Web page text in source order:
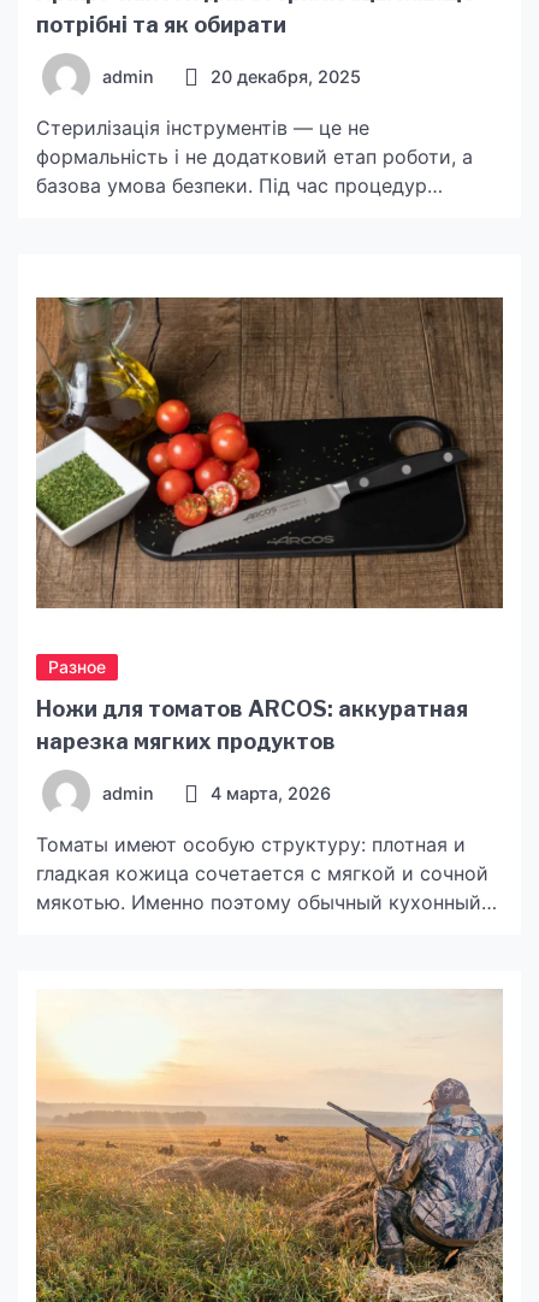
потрібні та як обирати
admin 20 декабря, 2025
Стерилізація інструментів — це не
формальність і не додатковий етап роботи, а
базова умова безпеки. Під час процедур
бактерій, грибків і вірусів. Навіть мікроскопічні
залишки можуть спричинити інфекції,
подразнення чи ускладнення. Саме тому
стерилізація сприймається як стандарт
професійної відповідальності. Вона […]
Разное
Ножи для томатов ARCOS: аккуратная
нарезка мягких продуктов
admin 4 марта, 2026
Томаты имеют особую структуру: плотная и
гладкая кожица сочетается с мягкой и сочной
мякотью. Именно поэтому обычный кухонный
специализированный инструмент — нож для
контролируемую нарезку. В каталоге ARCOS
представлен специализированный нож для
томатов, предназначенный для точной работы с
мягкими […]